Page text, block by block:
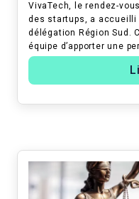
VivaTech, le rendez-
des startups, a accueilli
délégation Région Sud.
équipe d’apporter une
l’inter...